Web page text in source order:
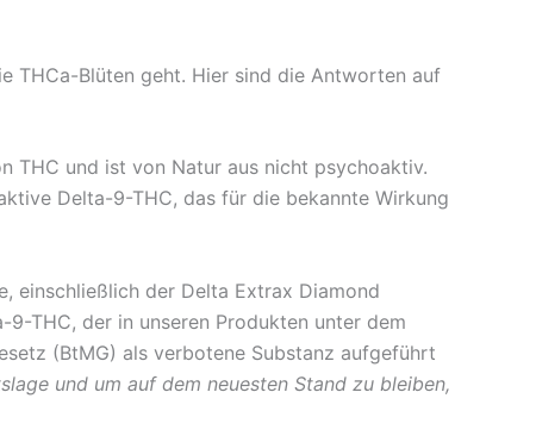
THCa-Blüten geht. Hier sind die Antworten auf
THC und ist von Natur aus nicht psychoaktiv.
Delta-9-THC, das für die bekannte Wirkung
einschließlich der Delta Extrax Diamond
THC, der in unseren Produkten unter dem
(BtMG) als verbotene Substanz aufgeführt
und um auf dem neuesten Stand zu bleiben,